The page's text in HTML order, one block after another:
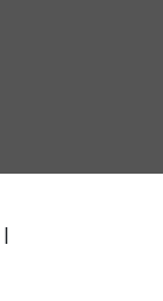
|